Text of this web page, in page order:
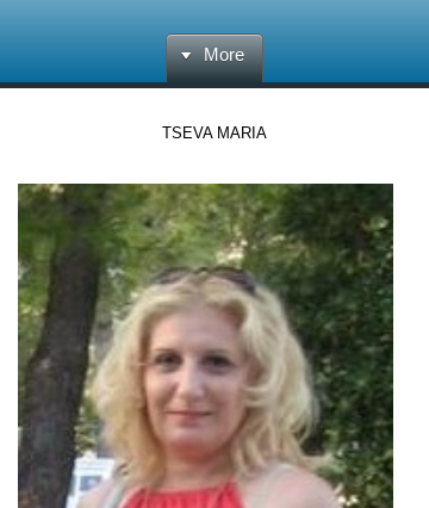
More
TSEVA MARIA